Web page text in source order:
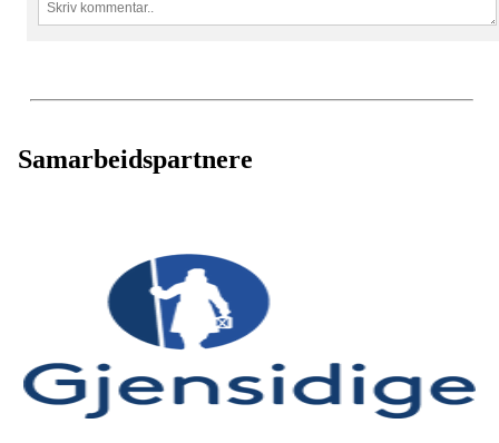
Samarbeidspartnere